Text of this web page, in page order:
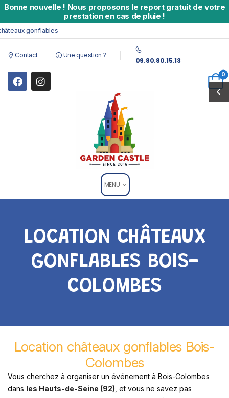
Bonne nouvelle ! Nous proposons le report gratuit de votre
prestation en cas de pluie !
gonflables
Contact Une question ?
09.80.80.15.13
0
MENU
LOCATION CHÂTEAUX
GONFLABLES BOIS-
COLOMBES
Location châteaux gonflables Bois-
Colombes
Vous cherchez à organiser un événement à Bois-Colombes
dans les Hauts-de-Seine (92) , et vous ne savez pas